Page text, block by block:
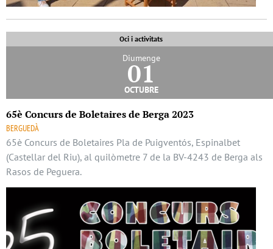
Oci i activitats
Diumenge
01
octubre
65è Concurs de Boletaires de Berga 2023
BERGUEDÀ
65è Concurs de Boletaires Pla de Puigventós, Espinalbet
(Castellar del Riu), al quilòmetre 7 de la BV-4243 de Berga als
Rasos de Peguera.